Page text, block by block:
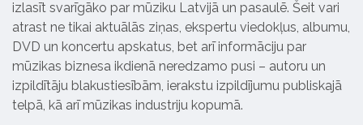
izlasīt svarīgāko par mūziku Latvijā un pasaulē. Šeit vari
atrast ne tikai aktuālās ziņas, ekspertu viedokļus, albumu,
DVD un koncertu apskatus, bet arī informāciju par
mūzikas biznesa ikdienā neredzamo pusi – autoru un
izpildītāju blakustiesībām, ierakstu izpildījumu publiskajā
telpā, kā arī mūzikas industriju kopumā.